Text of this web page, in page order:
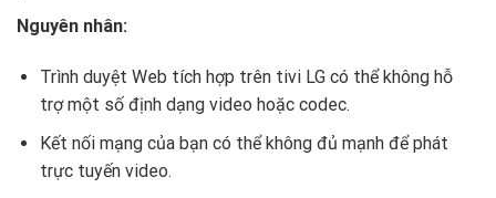
Nguyên nhân:
Trình duyệt Web tích hợp trên tivi LG có thể không hỗ
trợ một số định dạng video hoặc codec.
Kết nối mạng của bạn có thể không đủ mạnh để phát
trực tuyến video.